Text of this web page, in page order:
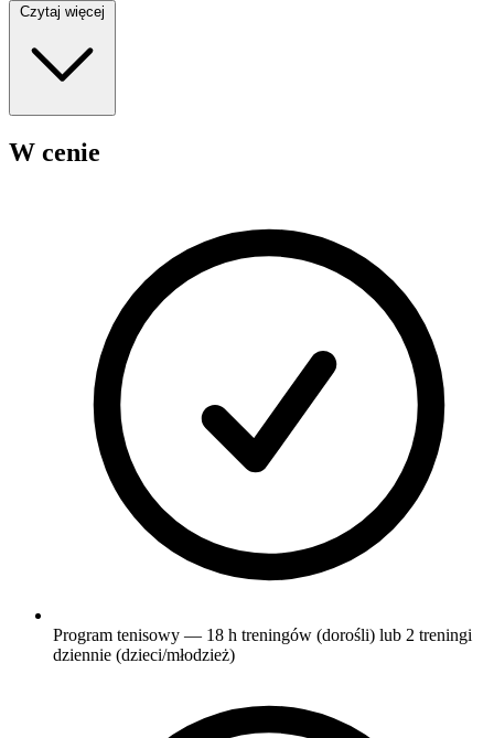
W cenie
Program tenisowy — 18 h treningów (dorośli) lub 2 treningi
dziennie (dzieci/młodzież)